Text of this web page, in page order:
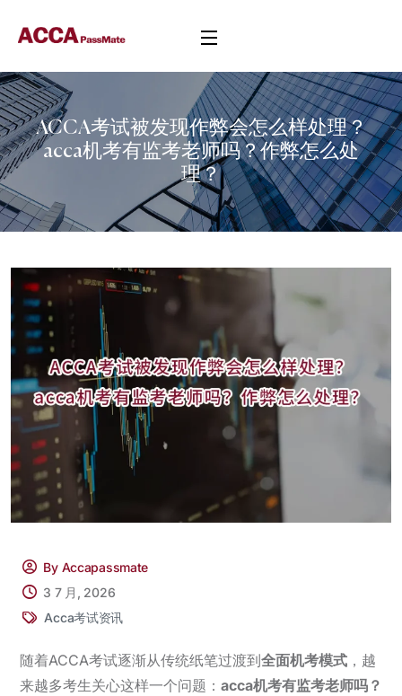
ACCA考试被发现作弊会怎么样处理？
acca机考有监考老师吗？作弊怎么处
理？
By Accapassmate
3 7 月, 2026
Acca考试资讯
随着ACCA考试逐渐从传统纸笔过渡到全面机考模式 ，越
来越多考生关心这样一个问题： acca机考有监考老师吗？